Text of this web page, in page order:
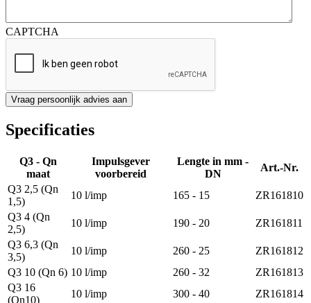
CAPTCHA
Specificaties
Q3 - Qn
maat
Impulsgever
voorbereid
Lengte in mm -
DN
Art.-Nr.
Q3 2,5 (Qn
1,5)
10 l/imp 165 - 15
ZR161810
Q3 4 (Qn
2,5)
10 l/imp 190 - 20
ZR161811
Q3 6,3 (Qn
3,5)
10 l/imp 260 - 25
ZR161812
Q3 10 (Qn 6) 10 l/imp 260 - 32
ZR161813
Q3 16
(Qn10)
10 l/imp 300 - 40
ZR161814